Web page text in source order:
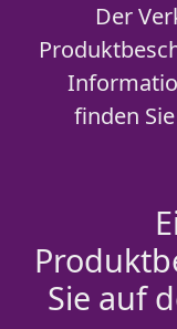
Der
finden
Sie auf